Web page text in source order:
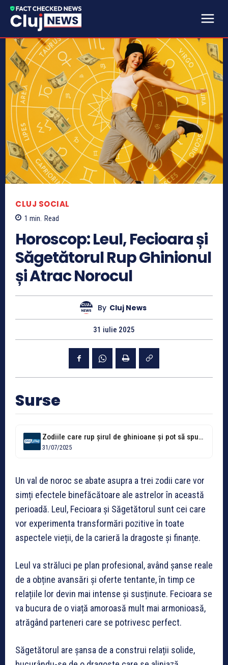
CLUJ SOCIAL
1 min. Read
Horoscop: Leul, Fecioara și
Săgetătorul Rup Ghinionul
și Atrac Norocul
By Cluj News
31 iulie 2025
Surse
Zodiile care rup șirul de ghinioane și pot să spună, fără ezitare:...
31/07/2025
Un val de noroc se abate asupra a trei zodii care vor
simți efectele binefăcătoare ale astrelor în această
perioadă. Leul, Fecioara și Săgetătorul sunt cei care
vor experimenta transformări pozitive în toate
aspectele vieții, de la carieră la dragoste și finanțe.
Leul va străluci pe plan profesional, având șanse reale
de a obține avansări și oferte tentante, în timp ce
relațiile lor devin mai intense și susținute. Fecioara se
va bucura de o viață amoroasă mult mai armonioasă,
atrăgând parteneri care se potrivesc perfect.
Săgetătorul are șansa de a construi relații solide,